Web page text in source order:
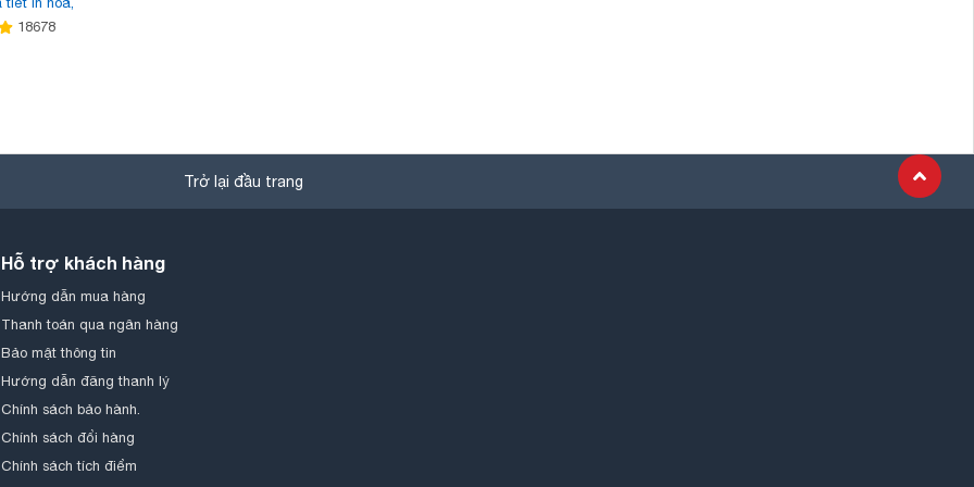
vật,
trang,
18678
Trở lại đầu trang
Hỗ trợ khách hàng
Hướng dẫn mua hàng
Thanh toán qua ngân hàng
Bảo mật thông tin
Hướng dẫn đăng thanh lý
Chính sách bảo hành.
Chính sách đổi hàng
Chính sách tích điểm